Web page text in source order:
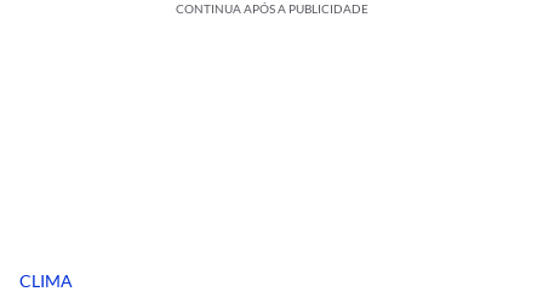
CONTINUA APÓS A PUBLICIDADE
CLIMA